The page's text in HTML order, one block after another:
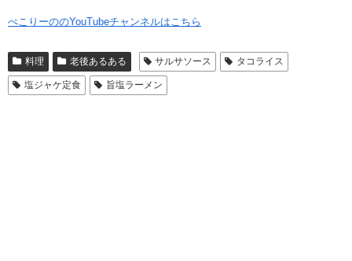
ぺこりーののYouTubeチャンネルはこちら
料理 老後あるある サルサソース タコライス
塩ジャケ定食 旨塩ラーメン